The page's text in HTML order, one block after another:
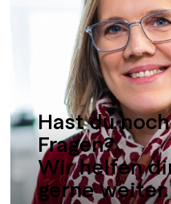
Hast du noch
Fragen?
Wir helfen
gerne weiter.